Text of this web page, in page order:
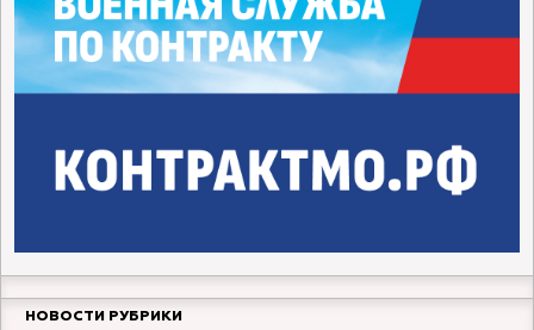
НОВОСТИ РУБРИКИ